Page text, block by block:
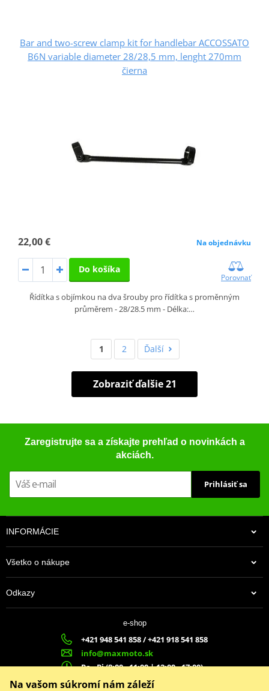
Bar and two-screw clamp kit for handlebar ACCOSSATO
B6N variable diameter 28/28,5 mm, lenght 270mm
čierna
22,00 € Na objednávku
Do košíka
Porovnať
Řídítka s objímkou na dva šrouby pro řídítka s proměnným
průměrem - 28/28.5 mm - Délka:…
1 2 Ďalší
Zobraziť ďalšie 21
Zaregistrujte sa a získajte prehľad o novinkách a
akciách.
Prihlásiť sa
INFORMÁCIE
Všetko o nákupe
Odkazy
e-shop
+421 948 541 858 / +421 918 541 858
info@maxmoto.sk
Po - Pi (8:00 - 11:00 | 12:00 - 17:00)
MAX
MOTO s.r.o.
Na vašom súkromí nám záleží